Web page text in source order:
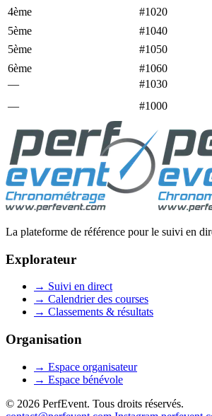
4ème #1020
5ème
#1040
5ème
#1050
6ème
#1060
—
#1030
—
#1000
La plateforme de référence pour le suivi en
Explorateur
→ Suivi en direct
→ Calendrier des courses
→ Classements & résultats
Organisation
→ Espace organisateur
→ Espace bénévole
© 2026 PerfEvent. Tous droits réservés.